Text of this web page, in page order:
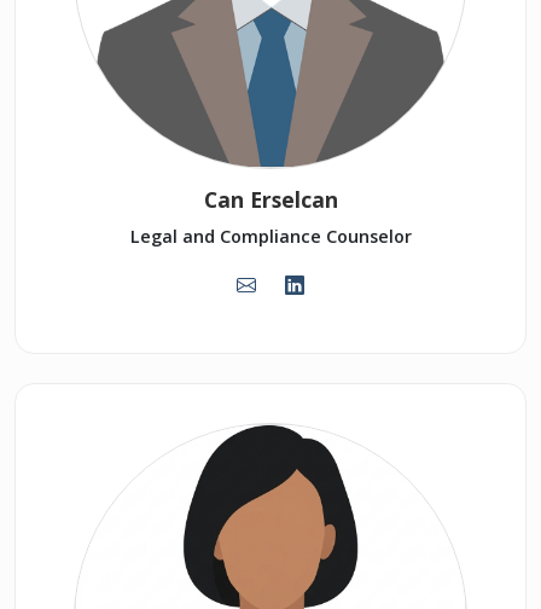
Can Erselcan
Legal and Compliance Counselor